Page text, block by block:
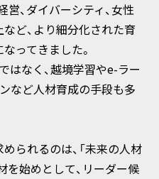
営、ダイバーシティ、女性
ど、より細分化された育
ってきました。
はなく、越境学習やe-ラー
など人材育成の手段も多
られるのは、「未来の人材
を始めとして、リーダー候